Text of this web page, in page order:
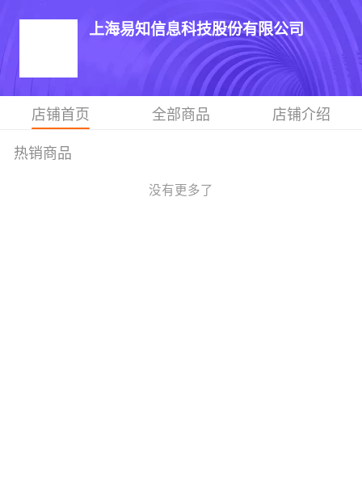
上海易知信息科技股份有限公司
店铺首页 全部商品 店铺介绍
热销商品
没有更多了